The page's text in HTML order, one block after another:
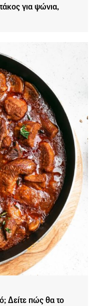
για ψώνια,
Δείτε πώς θα το